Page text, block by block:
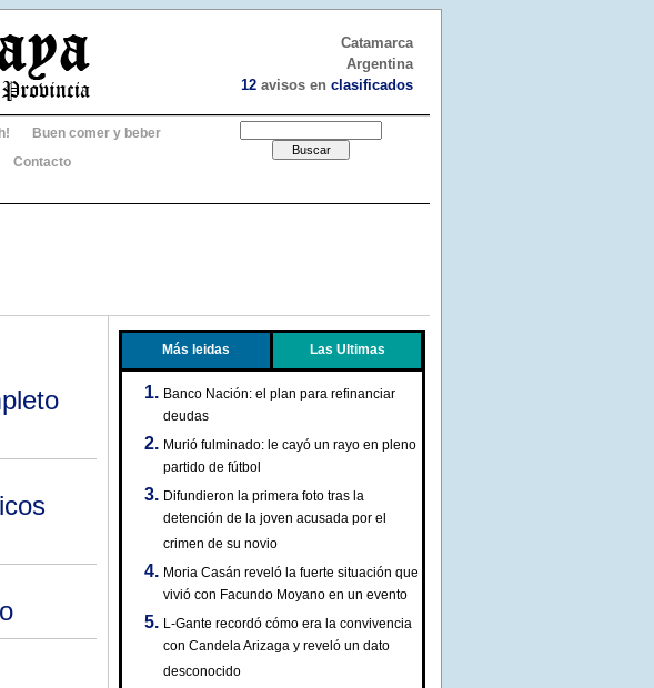
Catamarca
Argentina
12 avisos en clasificados
Buen comer y beber
Contacto
Más leidas Las Ultimas
Banco Nación: el plan para refinanciar
deudas
Murió fulminado: le cayó un rayo en pleno
partido de fútbol
Difundieron la primera foto tras la
detención de la joven acusada por el
crimen de su novio
Moria Casán reveló la fuerte situación que
vivió con Facundo Moyano en un evento
L-Gante recordó cómo era la convivencia
con Candela Arizaga y reveló un dato
desconocido